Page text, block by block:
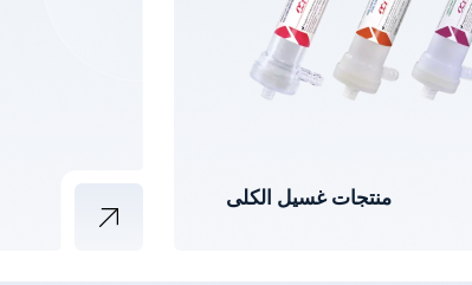
منتجات غسيل الكلى